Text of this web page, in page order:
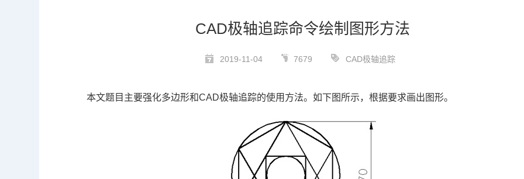
CAD极轴追踪命令绘制图形方法
2019-11-04 7679 CAD极轴追踪
本文题目主要强化多边形和CAD极轴追踪的使用方法。如下图所示，根据要求画出图形。